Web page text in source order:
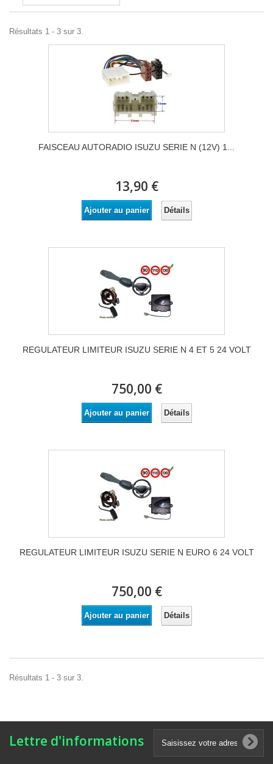
Résultats 1 - 3 sur 3.
FAISCEAU AUTORADIO ISUZU SERIE N (12V) 1...
13,90 €
Ajouter au panier Détails
REGULATEUR LIMITEUR ISUZU SERIE N 4 ET 5 24 VOLT
750,00 €
Ajouter au panier Détails
REGULATEUR LIMITEUR ISUZU SERIE N EURO 6 24 VOLT
750,00 €
Ajouter au panier Détails
Résultats 1 - 3 sur 3.
Lettre d'informations